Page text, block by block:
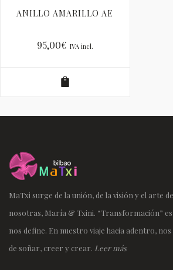
ANILLO AMARILLO AE
95,00€ IVA incl.
MaTxi surge de la unión, de la visión y el arte
nosotras, María & Txini. “Transformación”
nos define. En nuestro viaje hacia adentro,
de soñar, creer y crear. Leer más